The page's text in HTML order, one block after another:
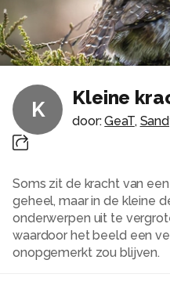
K
Kleine
door:GeaT,
Soms zit de kracht van
geheel, maar in de kleine
onderwerpen uit te
waardoor het beeld een
onopgemerkt zou blijven.